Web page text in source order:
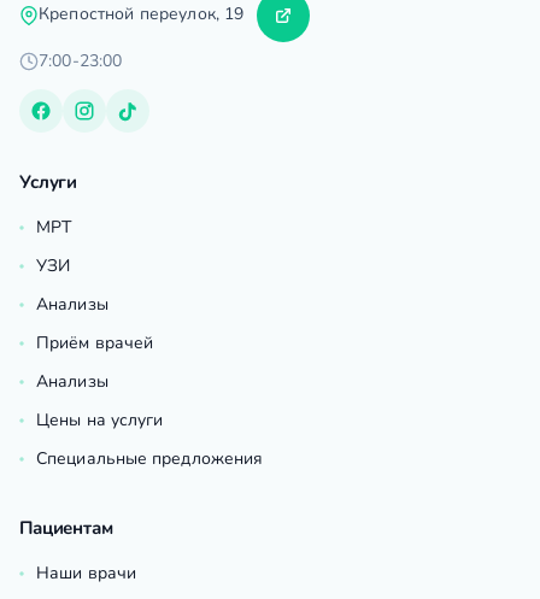
Крепостной переулок, 19
7:00-23:00
Услуги
МРТ
УЗИ
Анализы
Приём врачей
Анализы
Цены на услуги
Специальные предложения
Пациентам
Наши врачи